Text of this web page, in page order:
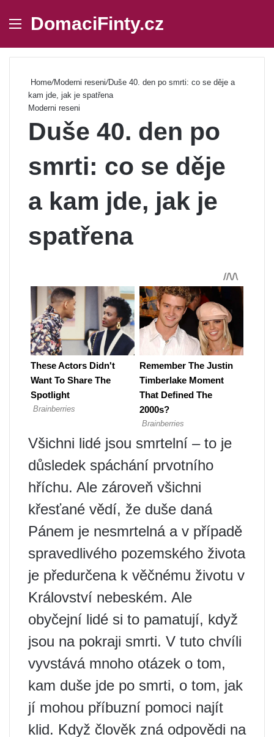
Menu
DomaciFinty.cz
Home/Moderni reseni/Duše 40. den po smrti: co se děje a
kam jde, jak je spatřena
Moderni reseni
Duše 40. den po
smrti: co se děje
a kam jde, jak je
spatřena
Všichni lidé jsou smrtelní – to je
důsledek spáchání prvotního
hříchu. Ale zároveň všichni
křesťané vědí, že duše daná
Pánem je nesmrtelná a v případě
spravedlivého pozemského života
je předurčena k věčnému životu v
Království nebeském. Ale
obyčejní lidé si to pamatují, když
jsou na pokraji smrti. V tuto chvíli
vyvstává mnoho otázek o tom,
kam duše jde po smrti, o tom, jak
jí mohou příbuzní pomoci najít
klid. Když člověk zná odpovědi na